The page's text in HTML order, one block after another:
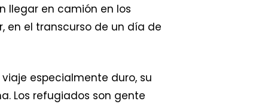
llegar en camión en los
en el transcurso de un día de
especialmente duro, su
Los refugiados son gente